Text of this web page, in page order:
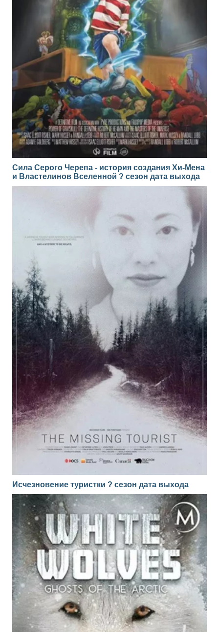
Сила Серого Черепа - история создания Хи-Мена
и Властелинов Вселенной ? сезон дата выхода
Исчезновение туристки ? сезон дата выхода